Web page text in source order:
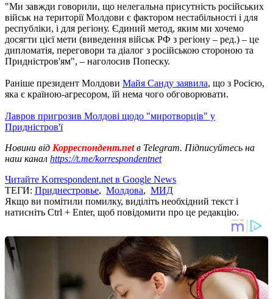
"Ми завжди говорили, що нелегальна присутність російських
військ на території Молдови є фактором нестабільності і для
республіки, і для регіону. Єдиний метод, яким ми хочемо
досягти цієї мети (виведення військ РФ з регіону – ред.) – це
дипломатія, переговори та діалог з російською стороною та
Придністров'ям", – наголосив Попеску.
Раніше президент Молдови Майя Санду заявила, що з Росією,
яка є країною-агресором, їй нема чого обговорювати.
Лавров пригрозив Молдові щодо "миротворців" у
Придністров'ї
Новини від Корреспондент.netв Telegram. Підписуйтесь на
наш канал https://t.me/korrespondentnet
Читайте Korrespondent.net в Google News
ТЕГИ: Приднестровье, Молдова, МИД
Якщо ви помітили помилку, виділіть необхідний текст і
натисніть Ctrl + Enter, щоб повідомити про це редакцію.